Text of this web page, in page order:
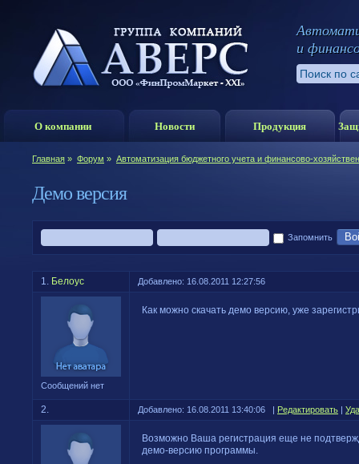
и
О компании Новости Продукция
Главная » Форум » Автоматизация бюджетного учета и финансово-
Демо версия
Запомнить
1. Белоус Добавлено: 16.08.2011 12:27:56
Сообщений нет
Как можно скачать демо версию, уже
2. Добавлено: 16.08.2011 13:40:06 | Редактировать |
Возможно Ваша регистрация еще не
демо-версию программы.